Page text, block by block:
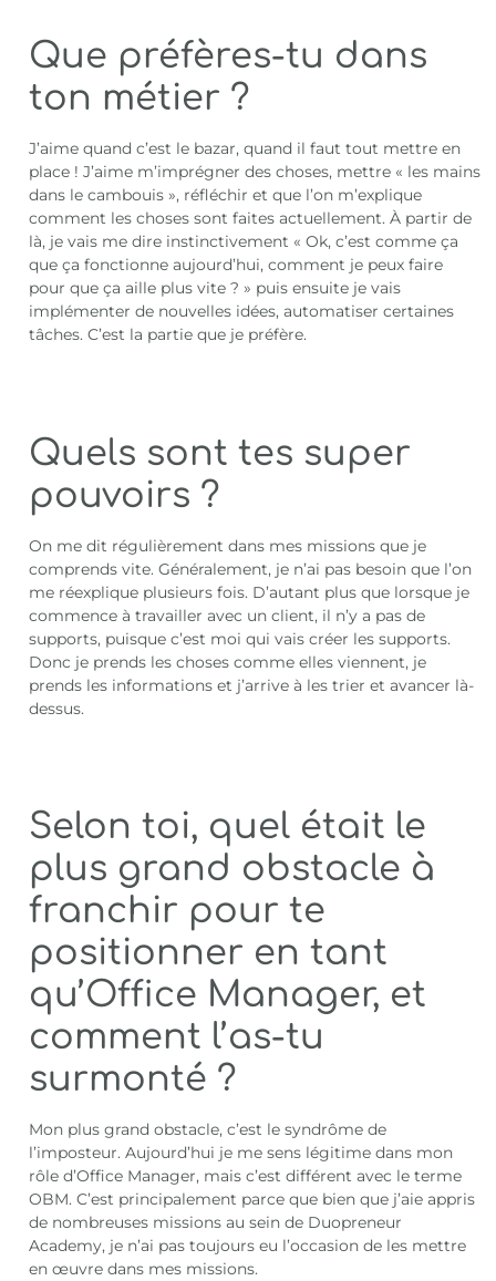
Que préfères-tu dans
ton métier ?
J’aime quand c’est le bazar, quand il faut tout mettre en
place ! J’aime m’imprégner des choses, mettre « les mains
dans le cambouis », réfléchir et que l’on m’explique
comment les choses sont faites actuellement. À partir de
là, je vais me dire instinctivement « Ok, c’est comme ça
que ça fonctionne aujourd’hui, comment je peux faire
pour que ça aille plus vite ? » puis ensuite je vais
implémenter de nouvelles idées, automatiser certaines
tâches. C’est la partie que je préfère.
Quels sont tes super
pouvoirs ?
On me dit régulièrement dans mes missions que je
comprends vite. Généralement, je n’ai pas besoin que l’on
me réexplique plusieurs fois. D’autant plus que lorsque je
commence à travailler avec un client, il n’y a pas de
supports, puisque c’est moi qui vais créer les supports.
Donc je prends les choses comme elles viennent, je
prends les informations et j’arrive à les trier et avancer là-
dessus.
Selon toi, quel était le
plus grand obstacle à
franchir pour te
positionner en tant
qu’Office Manager, et
comment l’as-tu
surmonté ?
Mon plus grand obstacle, c’est le syndrôme de
l’imposteur. Aujourd’hui je me sens légitime dans mon
rôle d’Office Manager, mais c’est différent avec le terme
OBM. C’est principalement parce que bien que j’aie appris
de nombreuses missions au sein de Duopreneur
Academy, je n’ai pas toujours eu l’occasion de les mettre
en œuvre dans mes missions.